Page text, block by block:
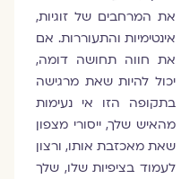
את המרחבים של זוגיות,
אינטימיות והתעוררות. אם
את חווה תחושה דומה,
יכול להיות שאת מרגישה
בתקופה הזו אי נעימות
מהאיש שלך, ייסורי מצפון
שאת מאכזבת אותו, ורצון
לעמוד בציפיות שלו, שלך